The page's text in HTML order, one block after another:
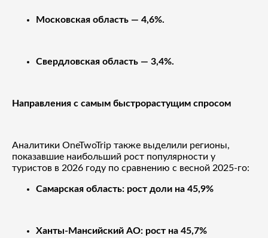
Московская область — 4,6%.
Свердловская область — 3,4%.
Направления с самым быстрорастущим спросом
Аналитики OneTwoTrip также выделили регионы,
показавшие наибольший рост популярности у
туристов в 2026 году по сравнению с весной 2025-го:
Самарская область: рост доли на 45,9%
Ханты-Мансийский АО: рост на 45,7%